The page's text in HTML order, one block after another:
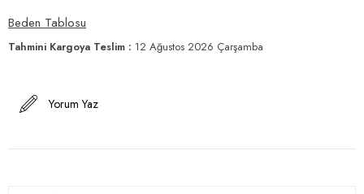
Beden Tablosu
Tahmini Kargoya Teslim : 12 Ağustos 2026 Çarşamba
Yorum Yaz